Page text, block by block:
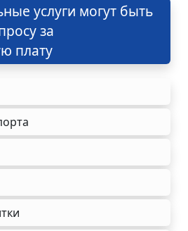
услуги могут быть
за
плату